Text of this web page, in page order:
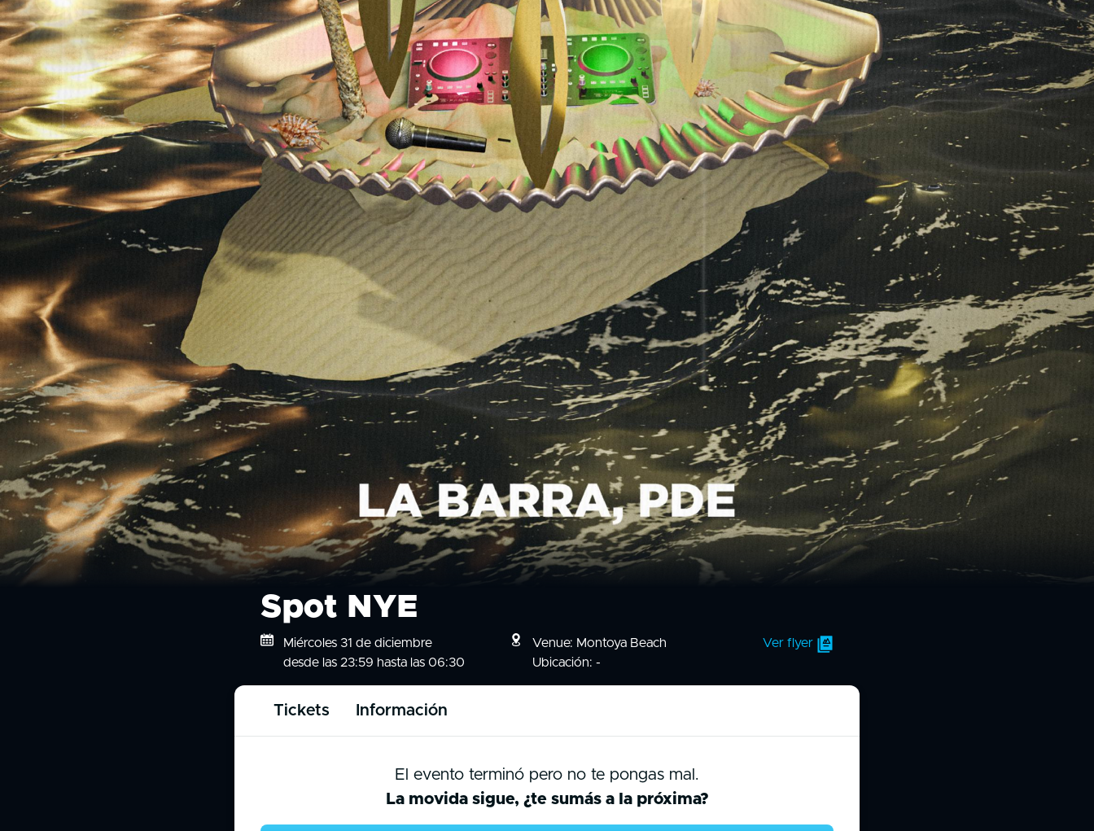
Spot NYE
Miércoles 31 de diciembre
desde las 23:59 hasta las 06:30
Venue: Montoya Beach
Ubicación: -
Ver flyer
Tickets Información
El evento terminó pero no te pongas mal.
La movida sigue, ¿te sumás a la próxima?